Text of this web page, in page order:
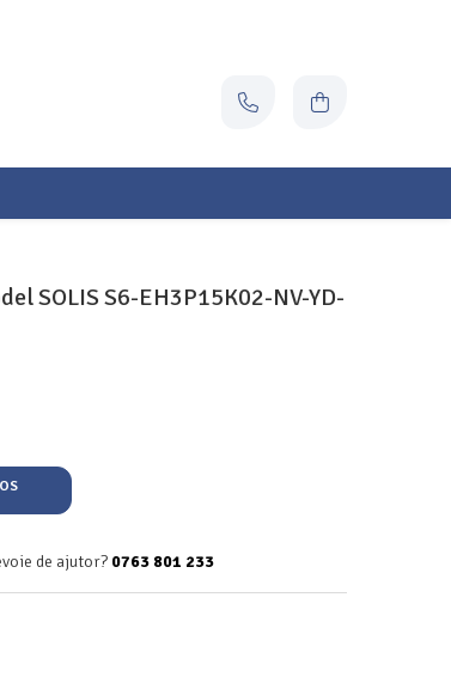
SOLIS S6-EH3P15K02-NV-YD-
de ajutor? 0763 801 233